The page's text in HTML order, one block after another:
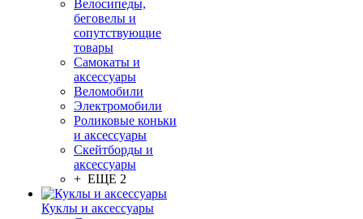
Велосипеды,
беговелы и
сопутствующие
товары
Самокаты и
аксессуары
Веломобили
Электромобили
Роликовые коньки
и аксессуары
Скейтборды и
аксессуары
+ ЕЩЕ 2
Куклы и аксессуары